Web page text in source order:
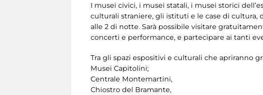
I musei civici, i musei statali, i musei storici
culturali straniere, gli istituti e le case di cultura,
alle 2 di notte. Sarà possibile visitare
concerti e performance, e partecipare ai tanti
Tra gli spazi espositivi e culturali che apriranno
Musei Capitolini;
Centrale Montemartini,
Chiostro del Bramante,